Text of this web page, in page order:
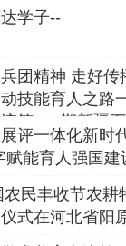
学子--
团精神 走好传
技能育人之路
第112期新疆
评一体化新时
赋能育人强国建
农民丰收节农耕
式在河北省阳